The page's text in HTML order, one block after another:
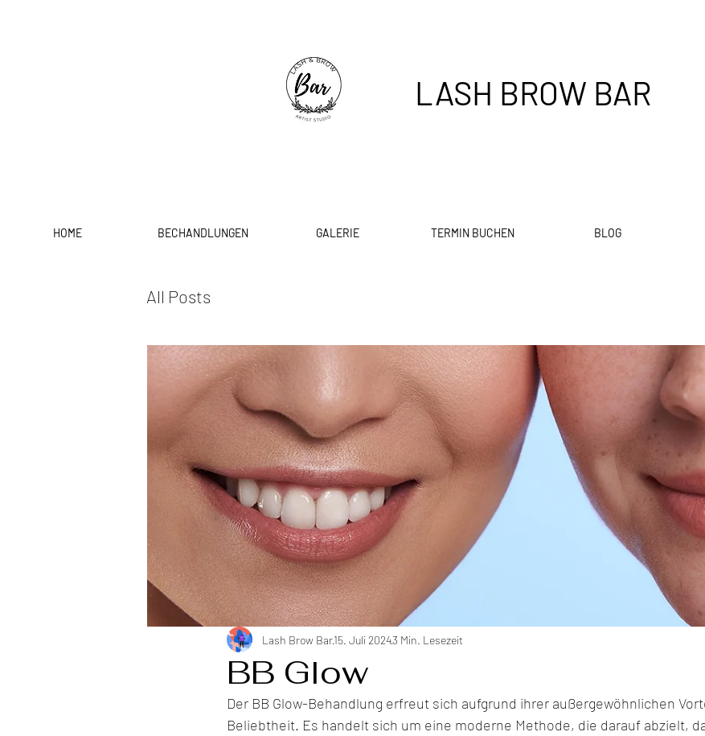
LASH BROW BAR
HOME BECHANDLUNGEN GALERIE TERMIN BUCHEN BLOG
All Posts
BB Glow
Lash Brow Bar15. Juli 20243 Min. Lesezeit
Der BB Glow-Behandlung erfreut sich aufgrund ihrer außergewöhnlichen
Beliebtheit. Es handelt sich um eine moderne Methode, die darauf abzielt,